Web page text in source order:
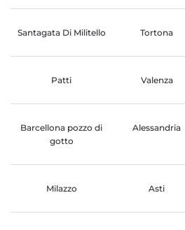
Santagata Di Militello Tortona
Patti Valenza
Barcellona pozzo di
gotto
Alessandria
Milazzo Asti